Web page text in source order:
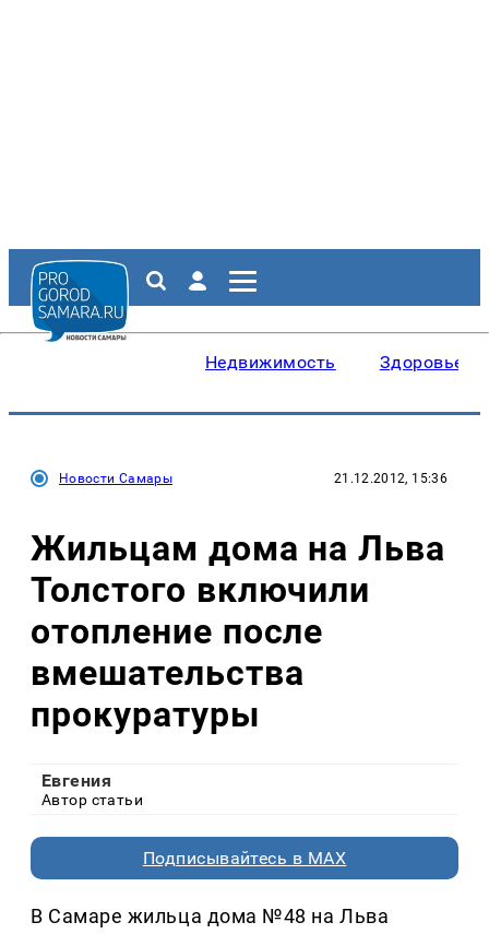
Недвижимость Здоровье
Новости Самары 21.12.2012, 15:36
Жильцам дома на Льва
Толстого включили
отопление после
вмешательства
прокуратуры
Евгения
Автор статьи
Подписывайтесь в MAX
В Самаре жильца дома №48 на Льва